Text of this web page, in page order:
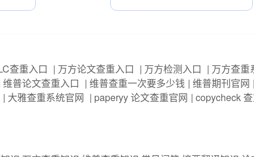
查重入口 | 万方论文查重入口 | 万方检测入口 | 万方查重
维普论文查重入口 | 维普查重一次要多少钱 | 维普期刊官网 |
| 大雅查重系统官网 | paperyy 论文查重官网 | copycheck